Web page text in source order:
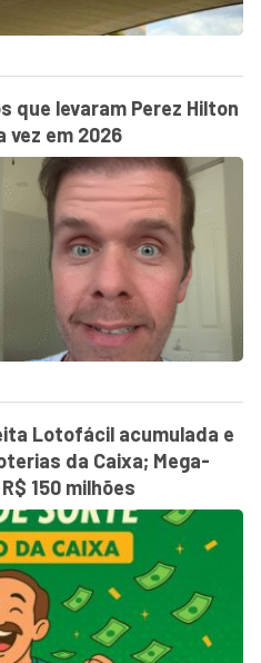
que levaram Perez Hilton
vez em 2026
Lotofácil acumulada e
da Caixa; Mega-
150 milhões